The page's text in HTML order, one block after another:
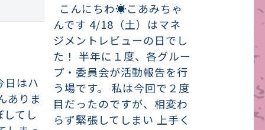
はハ
ありま
てし
こんにちわ☀こあみちゃ
んです 4/18（土）はマネ
ジメントレビューの日でし
た！ 半年に１度、各グルー
プ・委員会が活動報告を行
う場です。 私は今回で２度
目だったのですが、相変わ
らず緊張してしまい 上手く